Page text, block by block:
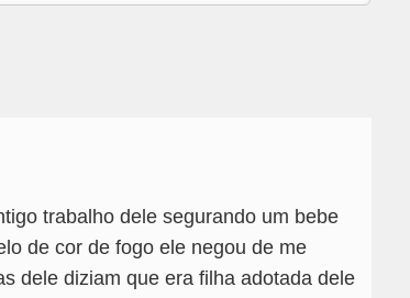
trabalho dele segurando um bebe
de cor de fogo ele negou de me
dele diziam que era filha adotada dele